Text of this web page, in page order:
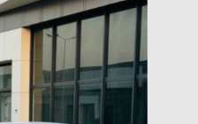
کاڵاکانم
دیاریکراوەکانم